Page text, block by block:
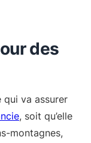
des
qui va assurer
, soit qu’elle
montagnes,